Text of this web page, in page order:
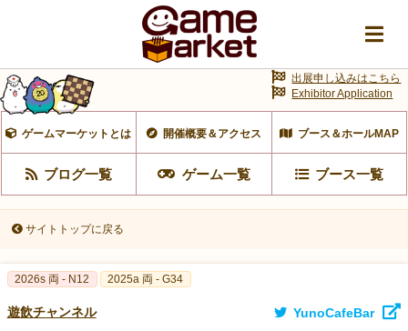
ゲームマーケットとは 開催概要＆アクセス ブース＆ホールMAP
ブログ一覧 ゲーム一覧 ブース一覧
出展申し込みはこちら
Exhibitor Application
サイトトップに戻る
2026s 両 - N12 2025a 両 - G34
遊飲チャンネル YunoCafeBar